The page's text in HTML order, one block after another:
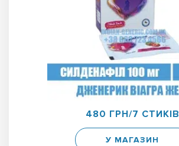
480 ГРН/7 СТИКІВ
У МАГАЗИН